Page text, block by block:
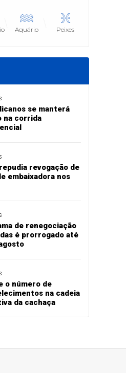
Aquário Peixes
se manterá
na corrida
revogação de
embaixadora nos
de renegociação
é prorrogado até
o número de
na cadeia
da cachaça